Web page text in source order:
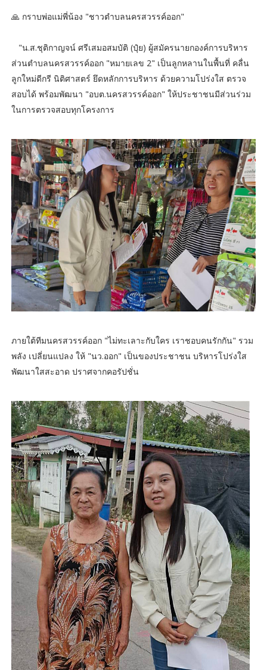
🙏 กราบพ่อแม่พี่น้อง "ชาวตำบลนครสวรรค์ออก"
"น.ส.ชุติกาญจน์ ศรีเสมอสมบัติ (ปุ๋ย) ผู้สมัครนายกองค์การบริหาร
ส่วนตำบลนครสวรรค์ออก "หมายเลข 2" เป็นลูกหลานในพื้นที่ คลื่น
ลูกใหม่ดีกรี นิติศาสตร์ ยึดหลักการบริหาร ด้วยความโปร่งใส ตรวจ
สอบได้ พร้อมพัฒนา "อบต.นครสวรรค์ออก" ให้ประชาชนมีส่วนร่วม
ในการตรวจสอบทุกโครงการ
ภายใต้ทีมนครสวรรค์ออก "ไม่ทะเลาะกับใคร เราชอบคนรักกัน" รวม
พลัง เปลี่ยนแปลง ให้ "นว.ออก" เป็นของประชาชน บริหารโปร่งใส
พัฒนาใสสะอาด ปราศจากคอรัปชั่น